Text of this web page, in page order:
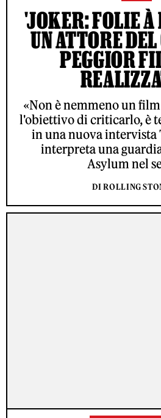
'JOKER: FOLIE À
UN ATTORE
PEGGIOR
«Non è nemmeno un
l'obiettivo di criticarlo, è
in una nuova intervista
interpreta una
Asylum nel
DI ROLLING